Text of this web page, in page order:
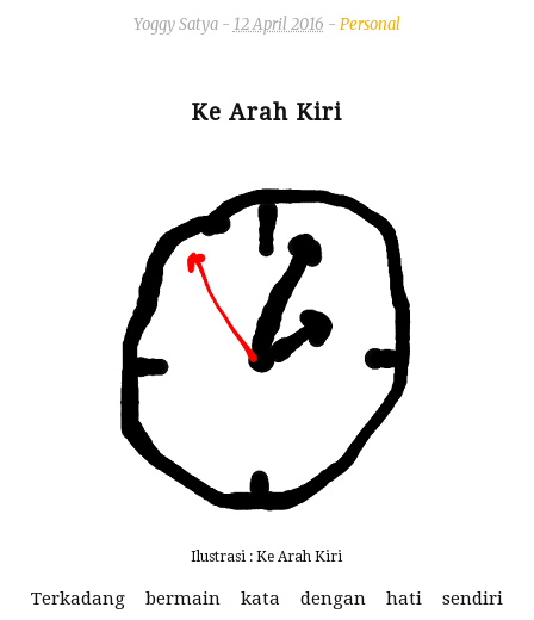
Yoggy Satya - 12 April 2016 - Personal
Ke Arah Kiri
Ilustrasi : Ke Arah Kiri
Terkadang bermain kata dengan hati sendiri